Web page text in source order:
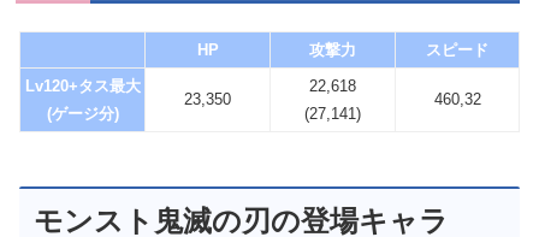
HP 攻撃力
スピード
Lv120+タス最大
(ゲージ分)
23,350
22,618
(27,141)
460,32
モンスト鬼滅の刃の登場キャラ